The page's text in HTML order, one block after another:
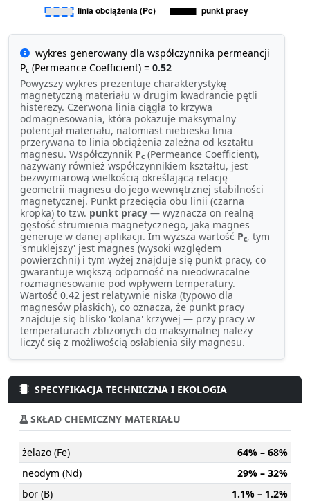
wykres generowany dla współczynnika permeancji
Pc (Permeance Coefficient) = 0.52
Powyższy wykres prezentuje charakterystykę
magnetyczną materiału w drugim kwadrancie pętli
histerezy. Czerwona linia ciągła to krzywa
odmagnesowania, która pokazuje maksymalny
potencjał materiału, natomiast niebieska linia
przerywana to linia obciążenia zależna od kształtu
magnesu. Współczynnik Pc (Permeance Coefficient),
nazywany również współczynnikiem kształtu, jest
bezwymiarową wielkością określającą relację
geometrii magnesu do jego wewnętrznej stabilności
magnetycznej. Punkt przecięcia obu linii (czarna
kropka) to tzw. punkt pracy — wyznacza on realną
gęstość strumienia magnetycznego, jaką magnes
generuje w danej aplikacji. Im wyższa wartość Pc, tym
'smuklejszy' jest magnes (wysoki względem
powierzchni) i tym wyżej znajduje się punkt pracy, co
gwarantuje większą odporność na nieodwracalne
rozmagnesowanie pod wpływem temperatury.
Wartość 0.42 jest relatywnie niska (typowo dla
magnesów płaskich), co oznacza, że punkt pracy
znajduje się blisko 'kolana' krzywej — przy pracy w
temperaturach zbliżonych do maksymalnej należy
liczyć się z możliwością osłabienia siły magnesu.
SPECYFIKACJA TECHNICZNA I EKOLOGIA
SKŁAD CHEMICZNY MATERIAŁU
żelazo (Fe)
64% – 68%
neodym (Nd)
29% – 32%
bor (B)
1.1% – 1.2%